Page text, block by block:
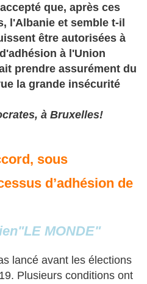
que, après ces
l'Albanie et semble t-il
être autorisées à
à l'Union
prendre assurément du
la grande insécurité
à Bruxelles!
sous
d’adhésion de
MONDE"
lancé avant les élections
Plusieurs conditions ont